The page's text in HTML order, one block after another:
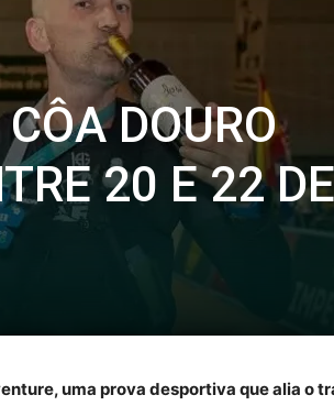
DOURO
20 E 22 DE
uma prova desportiva que alia o